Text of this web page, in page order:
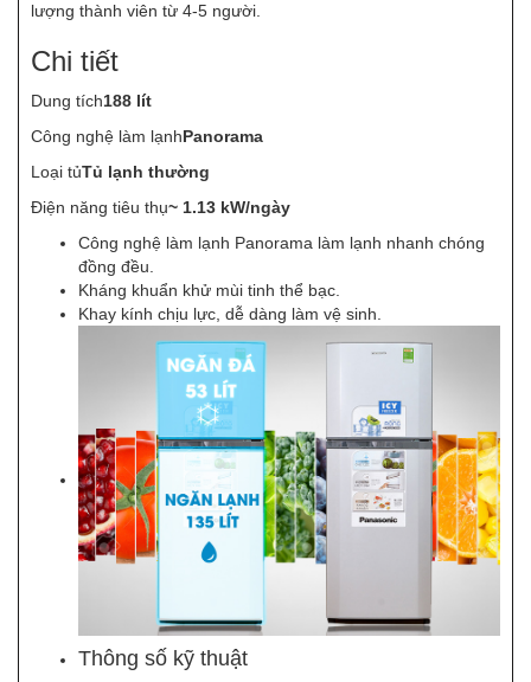
lượng thành viên từ 4-5 người.
Chi tiết
Dung tích188 lít
Công nghệ làm lạnhPanorama
Loại tủTủ lạnh thường
Điện năng tiêu thụ~ 1.13 kW/ngày
Công nghệ làm lạnh Panorama làm lạnh nhanh chóng
đồng đều.
Kháng khuẩn khử mùi tinh thể bạc.
Khay kính chịu lực, dễ dàng làm vệ sinh.
Thông số kỹ thuật